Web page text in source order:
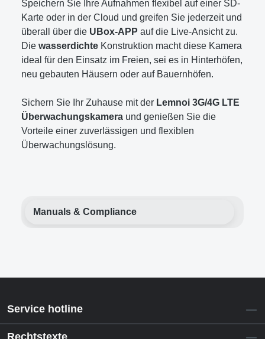
Speichern Sie Ihre Aufnahmen flexibel auf einer SD-
Karte oder in der Cloud und greifen Sie jederzeit und
überall über die UBox-APP auf die Live-Ansicht zu.
Die wasserdichte Konstruktion macht diese Kamera
ideal für den Einsatz im Freien, sei es in Hinterhöfen,
neu gebauten Häusern oder auf Bauernhöfen.
Sichern Sie Ihr Zuhause mit der Lemnoi 3G/4G LTE
Überwachungskamera und genießen Sie die
Vorteile einer zuverlässigen und flexiblen
Überwachungslösung.
Manuals & Compliance
Service hotline
Rechtstexte